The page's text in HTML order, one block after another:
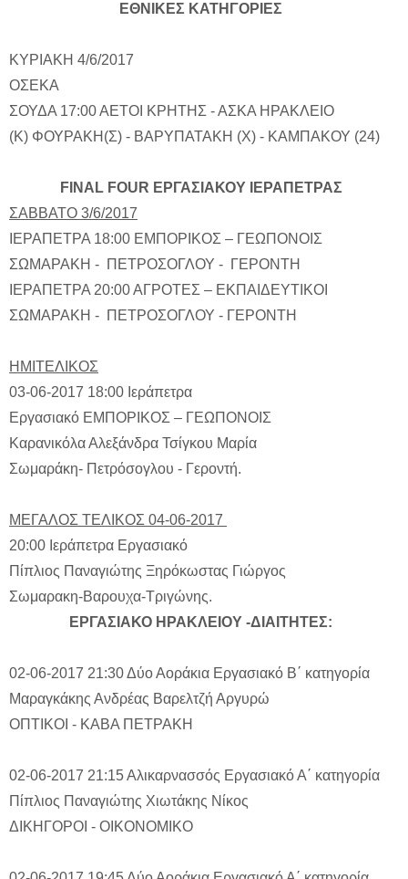
ΕΘΝΙΚΕΣ ΚΑΤΗΓΟΡΙΕΣ
ΚΥΡΙΑΚΗ 4/6/2017
ΟΣΕΚΑ
ΣΟΥΔΑ 17:00 ΑΕΤΟΙ ΚΡΗΤΗΣ - ΑΣΚΑ ΗΡΑΚΛΕΙΟ
(Κ) ΦΟΥΡΑΚΗ(Σ) - ΒΑΡΥΠΑΤΑΚΗ (Χ) - ΚΑΜΠΑΚΟΥ (24)
FINAL FOUR ΕΡΓΑΣΙΑΚΟΥ ΙΕΡΑΠΕΤΡΑΣ
ΣΑΒΒΑΤΟ 3/6/2017
ΙΕΡΑΠΕΤΡΑ 18:00 ΕΜΠΟΡΙΚΟΣ – ΓΕΩΠΟΝΟΙΣ
ΣΩΜΑΡΑΚΗ - ΠΕΤΡΟΣΟΓΛΟΥ - ΓΕΡΟΝΤΗ
ΙΕΡΑΠΕΤΡΑ 20:00 ΑΓΡΟΤΕΣ – ΕΚΠΑΙΔΕΥΤΙΚΟΙ
ΣΩΜΑΡΑΚΗ - ΠΕΤΡΟΣΟΓΛΟΥ - ΓΕΡΟΝΤΗ
ΗΜΙΤΕΛΙΚΟΣ
03-06-2017 18:00 Ιεράπετρα
Εργασιακό ΕΜΠΟΡΙΚΟΣ – ΓΕΩΠΟΝΟΙΣ
Καρανικόλα Αλεξάνδρα Τσίγκου Μαρία
Σωμαράκη- Πετρόσογλου - Γεροντή.
ΜΕΓΑΛΟΣ ΤΕΛΙΚΟΣ 04-06-2017
20:00 Ιεράπετρα Εργασιακό
Πίπλιος Παναγιώτης Ξηρόκωστας Γιώργος
Σωμαρακη-Βαρουχα-Τριγώνης.
ΕΡΓΑΣΙΑΚΟ ΗΡΑΚΛΕΙΟΥ -ΔΙΑΙΤΗΤΕΣ:
02-06-2017 21:30Δύο Αοράκια Εργασιακό Β΄ κατηγορία
Μαραγκάκης Ανδρέας Βαρελτζή Αργυρώ
ΟΠΤΙΚΟΙ - ΚΑΒΑ ΠΕΤΡΑΚΗ
02-06-2017 21:15Αλικαρνασσός Εργασιακό Α΄ κατηγορία
Πίπλιος Παναγιώτης Χιωτάκης Νίκος
ΔΙΚΗΓΟΡΟΙ - ΟΙΚΟΝΟΜΙΚΟ